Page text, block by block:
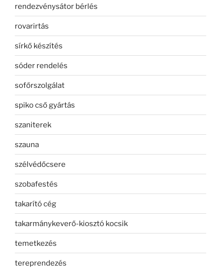
rendezvénysátor bérlés
rovarirtás
sírkő készítés
sóder rendelés
sofőrszolgálat
spiko cső gyártás
szaniterek
szauna
szélvédőcsere
szobafestés
takarító cég
takarmánykeverő-kiosztó kocsik
temetkezés
tereprendezés